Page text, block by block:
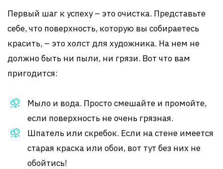
Первый шаг к успеху – это очистка. Представьте
себе, что поверхность, которую вы собираетесь
красить, – это холст для художника. На нем не
должно быть ни пыли, ни грязи. Вот что вам
пригодится:
Мыло и вода. Просто смешайте и промойте,
если поверхность не очень грязная.
Шпатель или скребок. Если на стене имеется
старая краска или обои, вот тут без них не
обойтись!